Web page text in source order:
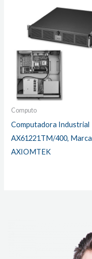
Computo
Computadora Industrial
AX61221TM/400, Marca
AXIOMTEK